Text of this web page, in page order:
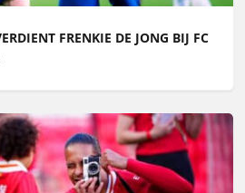
FRENKIE DE JONG BIJ FC